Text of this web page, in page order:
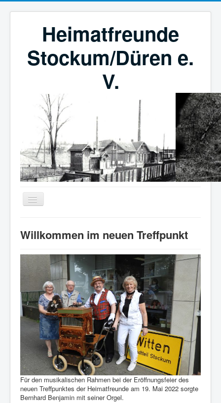
Heimatfreunde
Stockum/Düren e.
V.
Verein
Geschichte
Veranstaltungen
Aktuelles
Heimatlied
Archiv
Bildergalerie
Impressum/Datenschutz
Links
Willkommen im neuen Treffpunkt
Für den musikalischen Rahmen bei der Eröffnungsfeier des
neuen Treffpunktes der Heimatfreunde am 19. Mai 2022 sorgte
Bernhard Benjamin mit seiner Orgel.